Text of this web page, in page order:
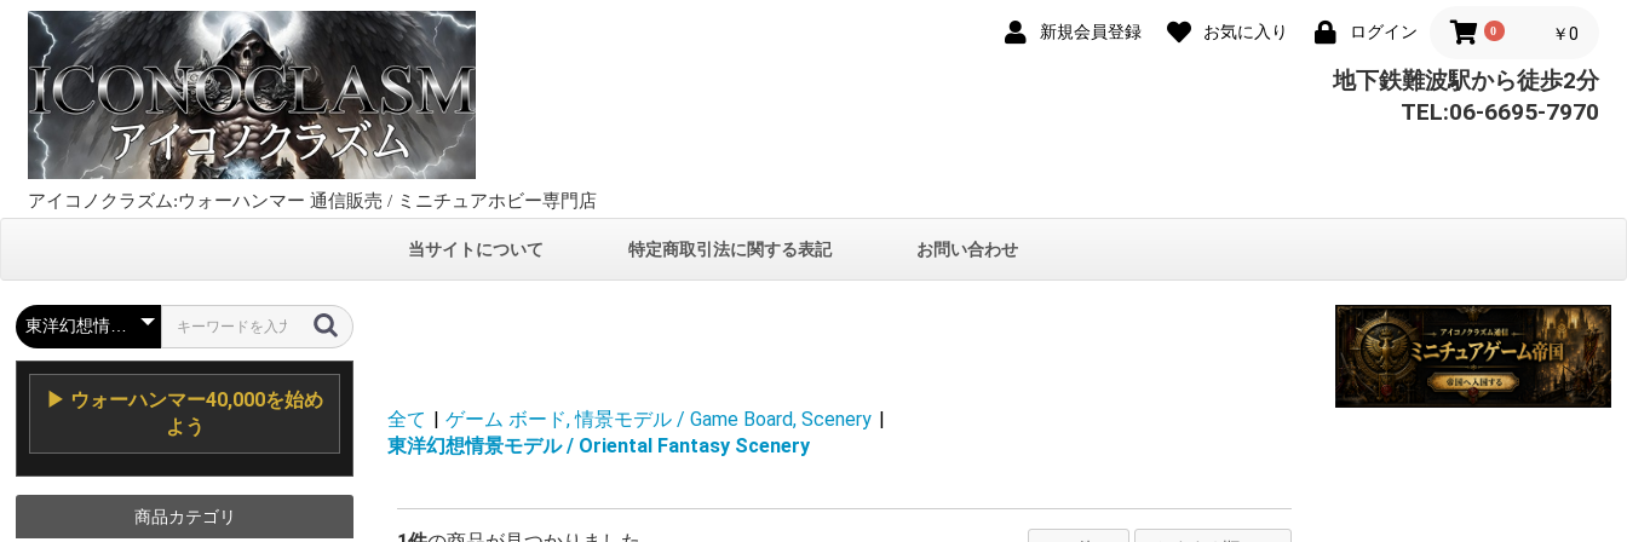
新規会員登録 お気に入り ログイン 0 ￥0
アイコノクラズム:ウォーハンマー 通信販売 / ミニチュアホビー専門店
地下鉄難波駅から徒歩2分
TEL:06-6695-7970
当サイトについて 特定商取引法に関する表記 お問い合わせ
▶ ウォーハンマー40,000を始め
よう
商品カテゴリ
全て | ゲーム ボード, 情景モデル / Game Board, Scenery |
東洋幻想情景モデル / Oriental Fantasy Scenery